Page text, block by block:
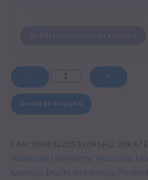
−
ilość
200
cm
mm
+
Dodaj do koszyka
e
r
n
EAN: 5908312253204 SKU: 20
Akcesoria i elementy, Akcesoria i
karniszy, Drążki do karniszy,